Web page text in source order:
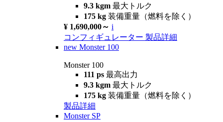
9.3 kgm 最大トルク
175 kg 装備重量（燃料を除く）
¥ 1,690,000～ i
コンフィギュレーター 製品詳細
new Monster 100
Monster 100
111 ps 最高出力
9.3 kgm 最大トルク
175 kg 装備重量（燃料を除く）
製品詳細
Monster SP